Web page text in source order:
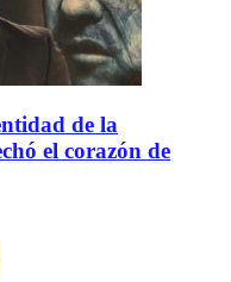
de la
el corazón de